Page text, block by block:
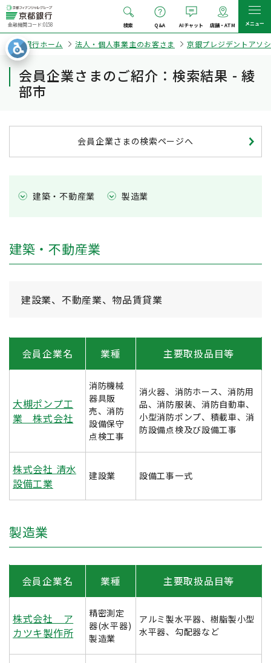
金融機関コード:0158 検索 Q&A AIチャット 店舗・ATM メニュー
京都銀行ホーム 法人・個人事業主のお客さま 京銀プレジデントアソ
会員企業さまのご紹介：検索結果 - 綾
部市
会員企業さまの検索ページへ
建築・不動産業 製造業
建築・不動産業
建設業、不動産業、物品賃貸業
会員企業名 業種 主要取扱品目等
大槻ポンプ工
業 株式会社
消防機械
器具販
売、消防
設備保守
点検工事
消火器、消防ホース、消防用
品、消防服装、消防自動車、
小型消防ポンプ、積載車、消
防設備点検及び設備工事
株式会社 清水
設備工業
建設業 設備工事一式
製造業
会員企業名 業種 主要取扱品目等
株式会社 ア
カツキ製作所
精密測定
器(水平器)
製造業
アルミ製水平器、樹脂製小型
水平器、勾配器など